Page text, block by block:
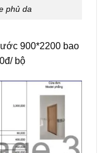
phủ da
900*2200 bao
bộ